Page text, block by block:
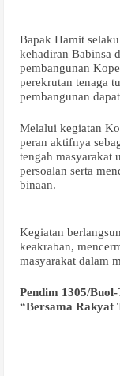
Bapak Hamit
kehadiran Babinsa
pembangunan
perekrutan tenaga
pembangunan
Melalui kegiatan
peran aktifnya
tengah masyarakat
persoalan serta
binaan.
Kegiatan
keakraban,
masyarakat dalam
Pendim 1305/
“Bersama Rakyat